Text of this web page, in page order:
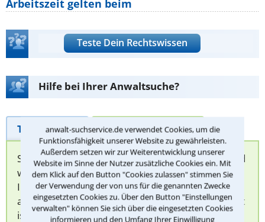
anwalt-suchservice.de verwendet Cookies, um die
Funktionsfähigkeit unserer Website zu gewährleisten.
Außerdem setzen wir zur Weiterentwicklung unserer
Website im Sinne der Nutzer zusätzliche Cookies ein. Mit
dem Klick auf den Button "Cookies zulassen" stimmen Sie
der Verwendung der von uns für die genannten Zwecke
eingesetzten Cookies zu. Über den Button "Einstellungen
verwalten" können Sie sich über die eingesetzten Cookies
informieren und den Umfang Ihrer Einwilligung
Arbeitszeit gelten beim
Teste Dein Rechtswissen
Hilfe bei Ihrer Anwaltsuche?
Telefonhilfe Beratungsanfrage
Sie können hier Ihren Fall schildern. Anschließend
werden sich spezialisierte Rechtsanwälte bei
Ihnen melden, um das weitere Vorgehen
abzuklären. Die Rückmeldung durch einen Anwalt
ist für Sie kostenlos.